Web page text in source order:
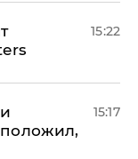
15:22
15:17